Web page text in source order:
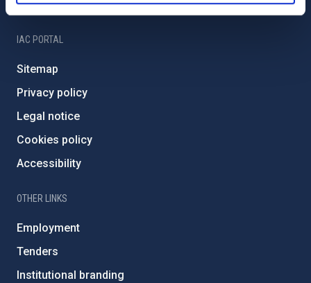
IAC Friends
IAC PORTAL
Sitemap
Privacy policy
Legal notice
Cookies policy
Accessibility
OTHER LINKS
Employment
Tenders
Institutional branding